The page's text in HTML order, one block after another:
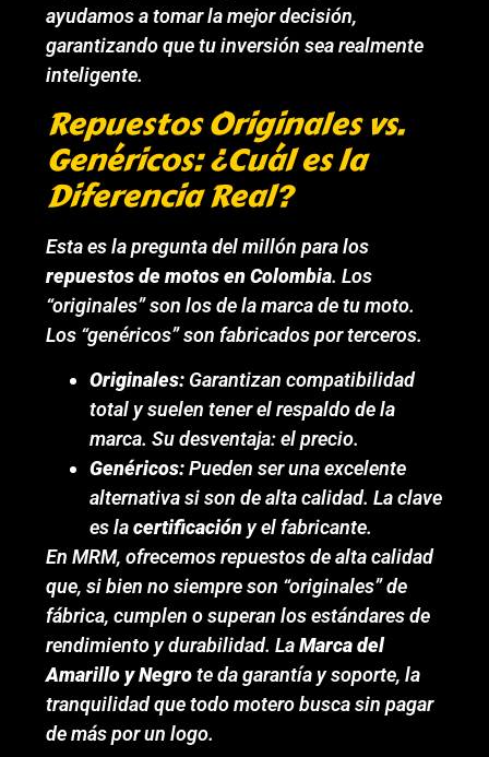
ayudamos a tomar la mejor decisión,
garantizando que tu inversión sea realmente
inteligente.
Repuestos Originales vs.
Genéricos: ¿Cuál es la
Diferencia Real?
Esta es la pregunta del millón para los
repuestos de motos en Colombia. Los
“originales” son los de la marca de tu moto.
Los “genéricos” son fabricados por terceros.
Originales: Garantizan compatibilidad
total y suelen tener el respaldo de la
marca. Su desventaja: el precio.
Genéricos:Pueden ser una excelente
alternativa si son de alta calidad. La clave
es lacertificación y el fabricante.
En MRM, ofrecemos repuestos de alta calidad
que, si bien no siempre son “originales” de
fábrica, cumplen o superan los estándares de
rendimiento y durabilidad. LaMarca del
Amarillo y Negrote da garantía y soporte, la
tranquilidad que todo motero busca sin pagar
de más por un logo.